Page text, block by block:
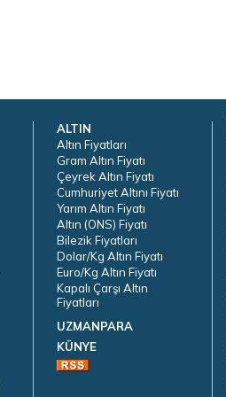
ALTIN
Altın Fiyatları
Gram Altın Fiyatı
Çeyrek Altın Fiyatı
Cumhuriyet Altını Fiyatı
Yarım Altın Fiyatı
Altın (ONS) Fiyatı
Bilezik Fiyatları
Dolar/Kg Altın Fiyatı
Euro/Kg Altın Fiyatı
Kapalı Çarşı Altın
Fiyatları
UZMANPARA
KÜNYE